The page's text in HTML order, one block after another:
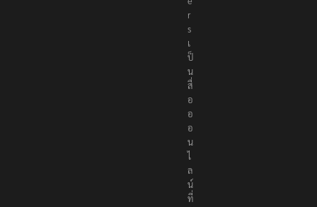
t
e
r
s
เ
ป็
น
สื่
อ
อ
อ
น
ไ
ล